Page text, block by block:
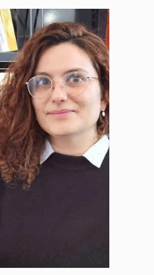
Isabelle
Pimouguet-
Pedarros
Professeur des
Universités –
Histoire et
archéologie
antiques
(monde grec) –